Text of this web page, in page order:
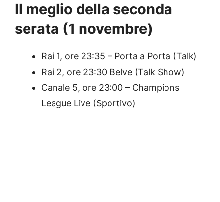
Il meglio della seconda
serata (1 novembre)
Rai 1, ore 23:35 – Porta a Porta (Talk)
Rai 2, ore 23:30 Belve (Talk Show)
Canale 5, ore 23:00 – Champions
League Live (Sportivo)